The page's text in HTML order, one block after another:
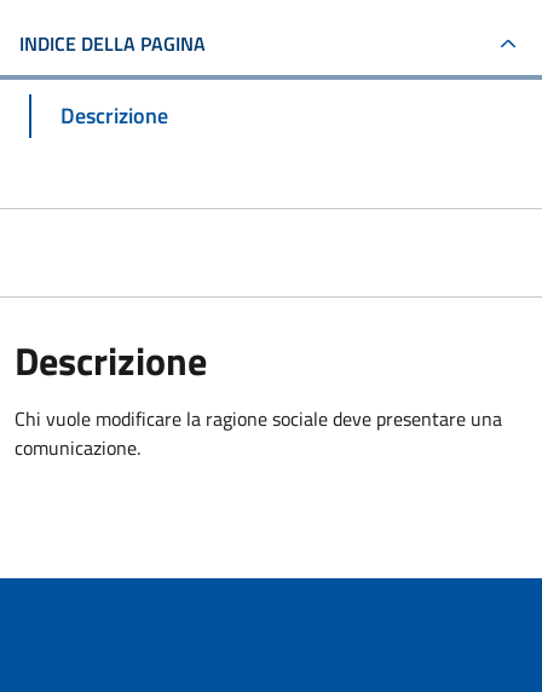
INDICE DELLA PAGINA
Descrizione
Descrizione
Chi vuole modificare la ragione sociale deve presentare una
comunicazione.